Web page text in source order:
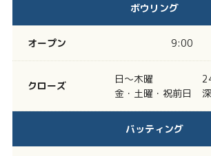
ボウリング
オープン 9:00
クローズ
日～木曜
金・土曜・祝前日
バッティング